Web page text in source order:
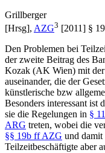
Grillberger
[Hrsg], AZG3 [2011] §
Den Problemen bei
der zweite Beitrag des
Kozak (AK Wien) mit der
auseinander, die der
künstlerische bzw
Besonders interessant ist
sie die Regelungen in §
ARG treten, wobei die
§§ 19b ff AZG und
Teilzeitbeschäftigte aber